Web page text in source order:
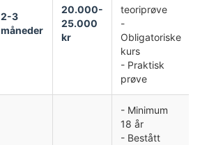
2-3
måneder
20.000-
25.000
kr
teoriprøve
-
Obligatoriske
kurs
- Praktisk
prøve
- Minimum
18 år
- Bestått